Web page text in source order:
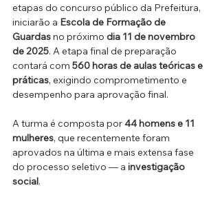
etapas do concurso público da Prefeitura,
iniciarão a Escola de Formação de
Guardas no próximo dia 11 de novembro
de 2025. A etapa final de preparação
contará com 560 horas de aulas teóricas e
práticas, exigindo comprometimento e
desempenho para aprovação final.
A turma é composta por 44 homens e 11
mulheres, que recentemente foram
aprovados na última e mais extensa fase
do processo seletivo — a investigação
social.